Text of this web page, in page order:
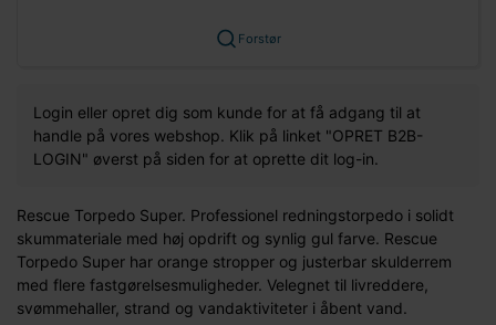
Forstør
Login eller opret dig som kunde for at få adgang til at
handle på vores webshop. Klik på linket "OPRET B2B-
LOGIN" øverst på siden for at oprette dit log-in.
Rescue Torpedo Super. Professionel redningstorpedo i solidt
skummateriale med høj opdrift og synlig gul farve. Rescue
Torpedo Super har orange stropper og justerbar skulderrem
med flere fastgørelsesmuligheder. Velegnet til livreddere,
svømmehaller, strand og vandaktiviteter i åbent vand.